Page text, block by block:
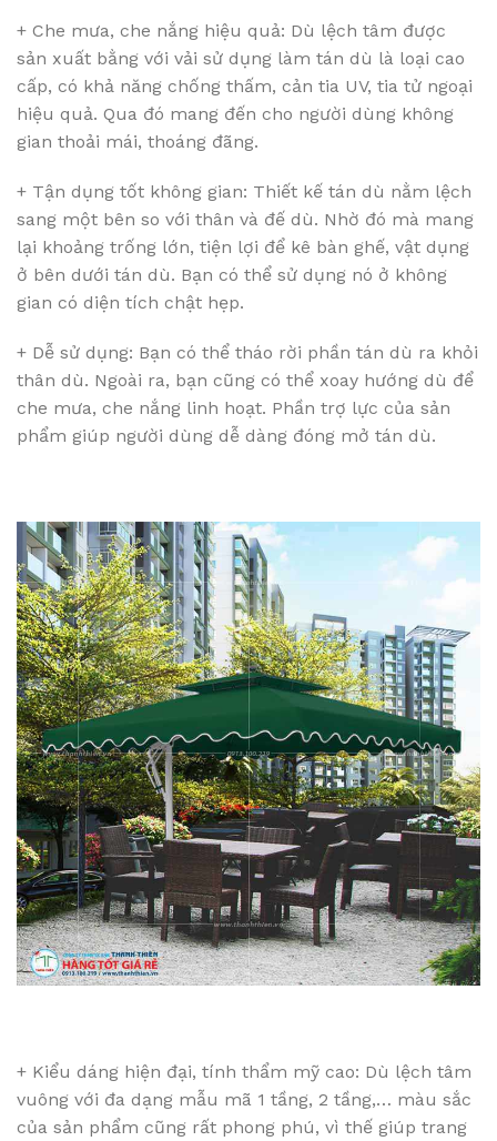
+ Che mưa, che nắng hiệu quả: Dù lệch tâm được
sản xuất bằng với vải sử dụng làm tán dù là loại cao
cấp, có khả năng chống thấm, cản tia UV, tia tử ngoại
hiệu quả. Qua đó mang đến cho người dùng không
gian thoải mái, thoáng đãng.
+ Tận dụng tốt không gian: Thiết kế tán dù nằm lệch
sang một bên so với thân và đế dù. Nhờ đó mà mang
lại khoảng trống lớn, tiện lợi để kê bàn ghế, vật dụng
ở bên dưới tán dù. Bạn có thể sử dụng nó ở không
gian có diện tích chật hẹp.
+ Dễ sử dụng: Bạn có thể tháo rời phần tán dù ra khỏi
thân dù. Ngoài ra, bạn cũng có thể xoay hướng dù để
che mưa, che nắng linh hoạt. Phần trợ lực của sản
phẩm giúp người dùng dễ dàng đóng mở tán dù.
+ Kiểu dáng hiện đại, tính thẩm mỹ cao: Dù lệch tâm
vuông với đa dạng mẫu mã 1 tầng, 2 tầng,… màu sắc
của sản phẩm cũng rất phong phú, vì thế giúp trang